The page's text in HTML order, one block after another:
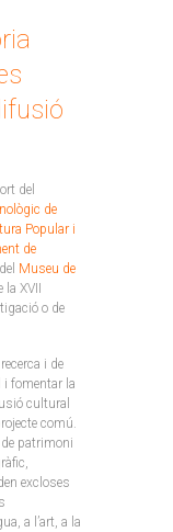
del
de
Popular i
de
Museu de
la XVII
o de
i de
fomentar la
cultural
comú.
patrimoni
excloses
a l’art, a la